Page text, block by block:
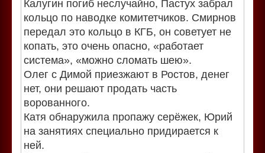
Калугин погиб неслучайно, Пастух забрал
кольцо по наводке комитетчиков. Смирнов
передал это кольцо в КГБ, он советует не
копать, это очень опасно, «работает
система», «можно сломать шею».
Олег с Димой приезжают в Ростов, денег
нет, они решают продать часть
ворованного.
Катя обнаружила пропажу серёжек, Юрий
на занятиях специально придирается к
ней.